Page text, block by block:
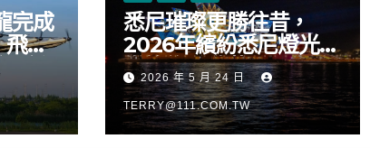
完成
飛
證
悉尼璀璨更勝往昔，
2026年繽紛悉尼燈光音
樂節絢麗啟幕
2026 年 5 月 24 日
TERRY@111.COM.TW